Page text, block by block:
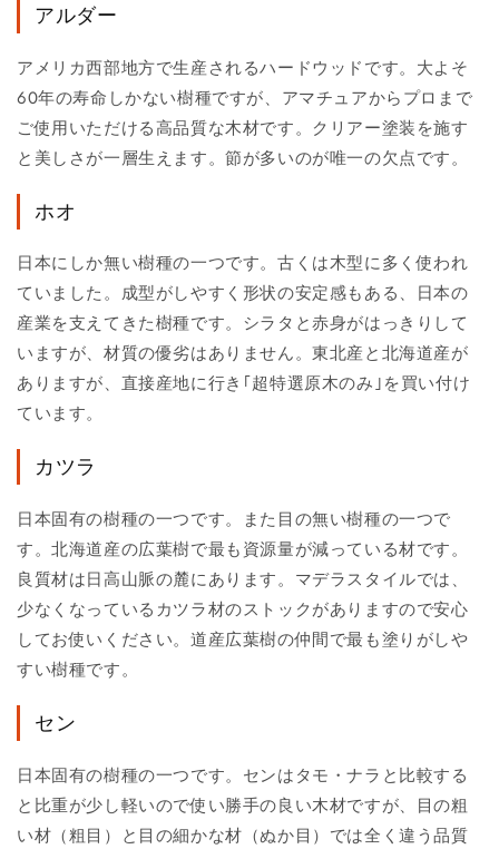
アルダー
アメリカ西部地方で生産されるハードウッドです。大よそ
60年の寿命しかない樹種ですが、アマチュアからプロまで
ご使用いただける高品質な木材です。クリアー塗装を施す
と美しさが一層生えます。節が多いのが唯一の欠点です。
ホオ
日本にしか無い樹種の一つです。古くは木型に多く使われ
ていました。成型がしやすく形状の安定感もある、日本の
産業を支えてきた樹種です。シラタと赤身がはっきりして
いますが、材質の優劣はありません。東北産と北海道産が
ありますが、直接産地に行き｢超特選原木のみ｣を買い付け
ています。
カツラ
日本固有の樹種の一つです。また目の無い樹種の一つで
す。北海道産の広葉樹で最も資源量が減っている材です。
良質材は日高山脈の麓にあります。マデラスタイルでは、
少なくなっているカツラ材のストックがありますので安心
してお使いください。道産広葉樹の仲間で最も塗りがしや
すい樹種です。
セン
日本固有の樹種の一つです。センはタモ・ナラと比較する
と比重が少し軽いので使い勝手の良い木材ですが、目の粗
い材（粗目）と目の細かな材（ぬか目）では全く違う品質